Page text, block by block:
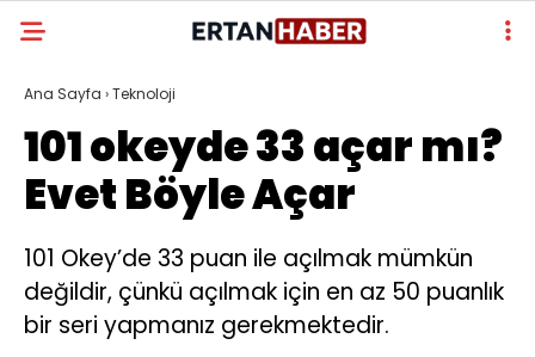
Ana Sayfa ›Teknoloji
101 okeyde 33 açar mı?
Evet Böyle Açar
101 Okey’de 33 puan ile açılmak mümkün
değildir, çünkü açılmak için en az 50 puanlık
bir seri yapmanız gerekmektedir.